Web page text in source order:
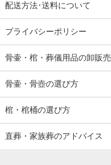
配送方法･送料について
プライバシーポリシー
骨壷・棺・葬儀用品の卸販売
骨壷・骨壺の選び方
棺・棺桶の選び方
直葬・家族葬のアドバイス